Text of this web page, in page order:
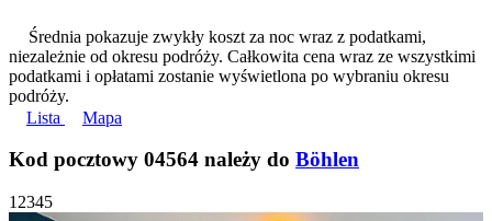
Średnia pokazuje zwykły koszt za noc wraz z podatkami,
niezależnie od okresu podróży. Całkowita cena wraz ze wszystkimi
podatkami i opłatami zostanie wyświetlona po wybraniu okresu
podróży.
Lista
Mapa
Kod pocztowy 04564 należy do Böhlen
1 2345